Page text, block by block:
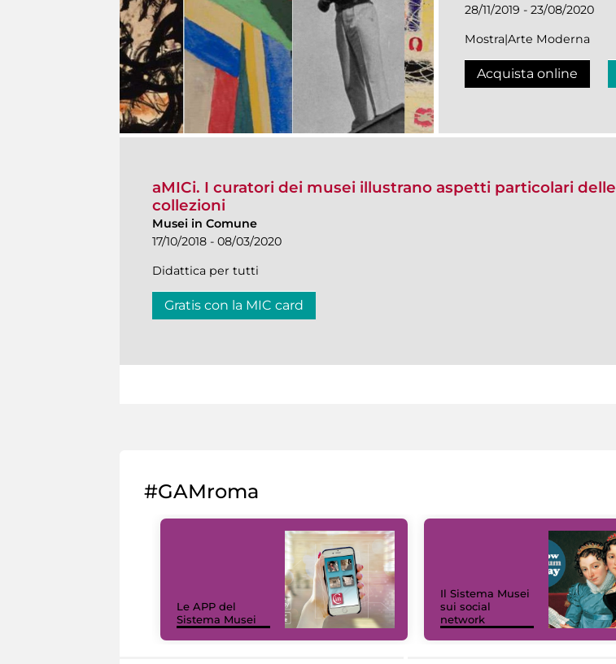
28/11/2019 - 23/08/2020
Mostra|Arte Moderna
Acquista online
aMICi. I curatori dei musei illustrano aspetti particolari delle
collezioni
Musei in Comune
17/10/2018 - 08/03/2020
Didattica per tutti
Gratis con la MIC card
#GAMroma
Le APP del
Sistema Musei
Il Sistema Musei
sui social
network